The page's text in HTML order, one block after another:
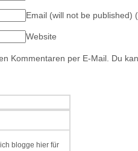
Email (will not be published)
Website
Kommentaren per E-Mail. Du
blogge hier für